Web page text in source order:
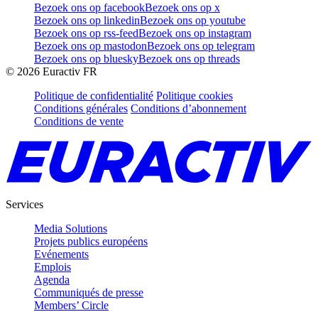
Bezoek ons op facebookBezoek ons op x
Bezoek ons op linkedinBezoek ons op youtube
Bezoek ons op rss-feedBezoek ons op instagram
Bezoek ons op mastodonBezoek ons op telegram
Bezoek ons op blueskyBezoek ons op threads
© 2026 Euractiv FR
Politique de confidentialité Politique cookies
Conditions générales Conditions d’abonnement
Conditions de vente
Services
Media Solutions
Projets publics européens
Evénements
Emplois
Agenda
Communiqués de presse
Members’ Circle